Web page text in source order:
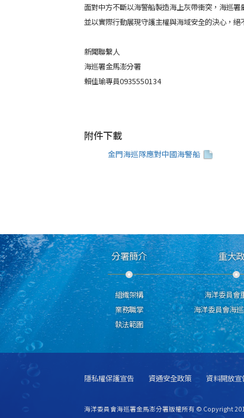
面對中方不斷以海警船製造海上灰帶衝突，海巡
並以實際行動展現守護主權與海域安全的決心，絕
新聞聯繫人
海巡署金馬澎分署
賴佳瑜專員0935550134
附件下載
金門海巡隊應對中國海警船
分署簡介
組織架構
業務職掌
執法範圍
重大
海洋委員會
海洋委員會海
隱私權保護宣告 資通安全政策 資料開放宣
海洋委員會海巡署金馬澎分署版權所有 © Copyright